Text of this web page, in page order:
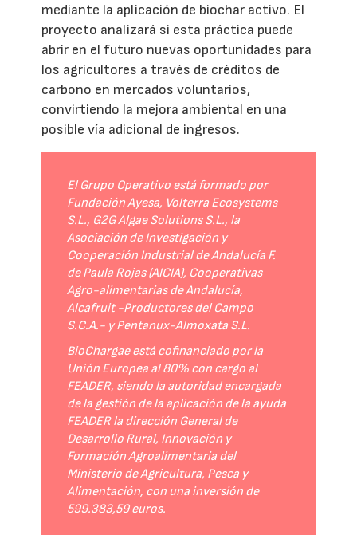
mediante la aplicación de biochar activo. El
proyecto analizará si esta práctica puede
abrir en el futuro nuevas oportunidades para
los agricultores a través de créditos de
carbono en mercados voluntarios,
convirtiendo la mejora ambiental en una
posible vía adicional de ingresos.
El Grupo Operativo está formado por
Fundación Ayesa, Volterra Ecosystems
S.L., G2G Algae Solutions S.L., la
Asociación de Investigación y
Cooperación Industrial de Andalucía F.
de Paula Rojas (AICIA), Cooperativas
Agro-alimentarias de Andalucía,
Alcafruit -Productores del Campo
S.C.A.- y Pentanux-Almoxata S.L.
BioChargae está cofinanciado por la
Unión Europea al 80% con cargo al
FEADER, siendo la autoridad encargada
de la gestión de la aplicación de la ayuda
FEADER la dirección General de
Desarrollo Rural, Innovación y
Formación Agroalimentaria del
Ministerio de Agricultura, Pesca y
Alimentación, con una inversión de
599.383,59 euros.